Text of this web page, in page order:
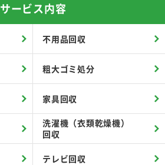
サービス内容
不用品回収
粗大ゴミ処分
家具回収
洗濯機（衣類乾燥機）
回収
テレビ回収